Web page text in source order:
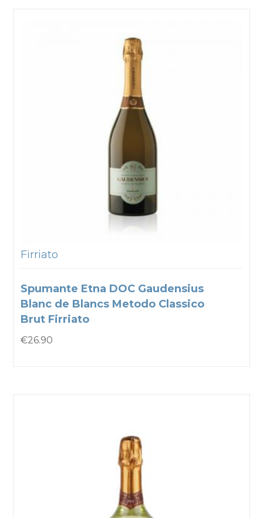
Firriato
Spumante Etna DOC Gaudensius
Blanc de Blancs Metodo Classico
Brut Firriato
€26.90